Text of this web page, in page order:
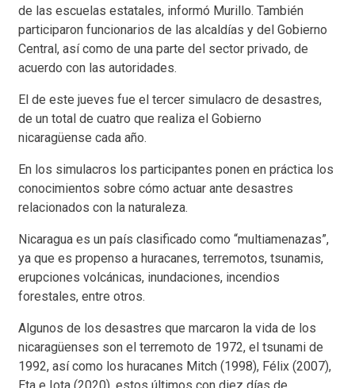
de las escuelas estatales, informó Murillo. También
participaron funcionarios de las alcaldías y del Gobierno
Central, así como de una parte del sector privado, de
acuerdo con las autoridades.
El de este jueves fue el tercer simulacro de desastres,
de un total de cuatro que realiza el Gobierno
nicaragüense cada año.
En los simulacros los participantes ponen en práctica los
conocimientos sobre cómo actuar ante desastres
relacionados con la naturaleza.
Nicaragua es un país clasificado como “multiamenazas”,
ya que es propenso a huracanes, terremotos, tsunamis,
erupciones volcánicas, inundaciones, incendios
forestales, entre otros.
Algunos de los desastres que marcaron la vida de los
nicaragüenses son el terremoto de 1972, el tsunami de
1992, así como los huracanes Mitch (1998), Félix (2007),
Eta e Iota (2020), estos últimos con diez días de